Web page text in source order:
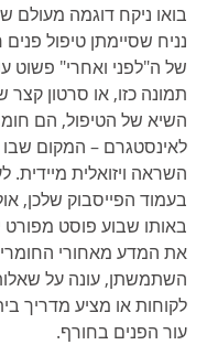
בואו ניקח דוגמה מעולם
נניח שסיימתן טיפול
של ה"לפני ואחרי" פשוט
תמונה כזו, או סרטון
השיא של הטיפול, הם
לאינסטגרם – המקום
השראה ויזואלית מיידית.
בעמוד הפייסבוק שלכן,
באותו שבוע פוסט
את המדע מאחורי
השתמשתן, עונה על
לקוחות או מציע מדריך
עור הפנים בחורף.